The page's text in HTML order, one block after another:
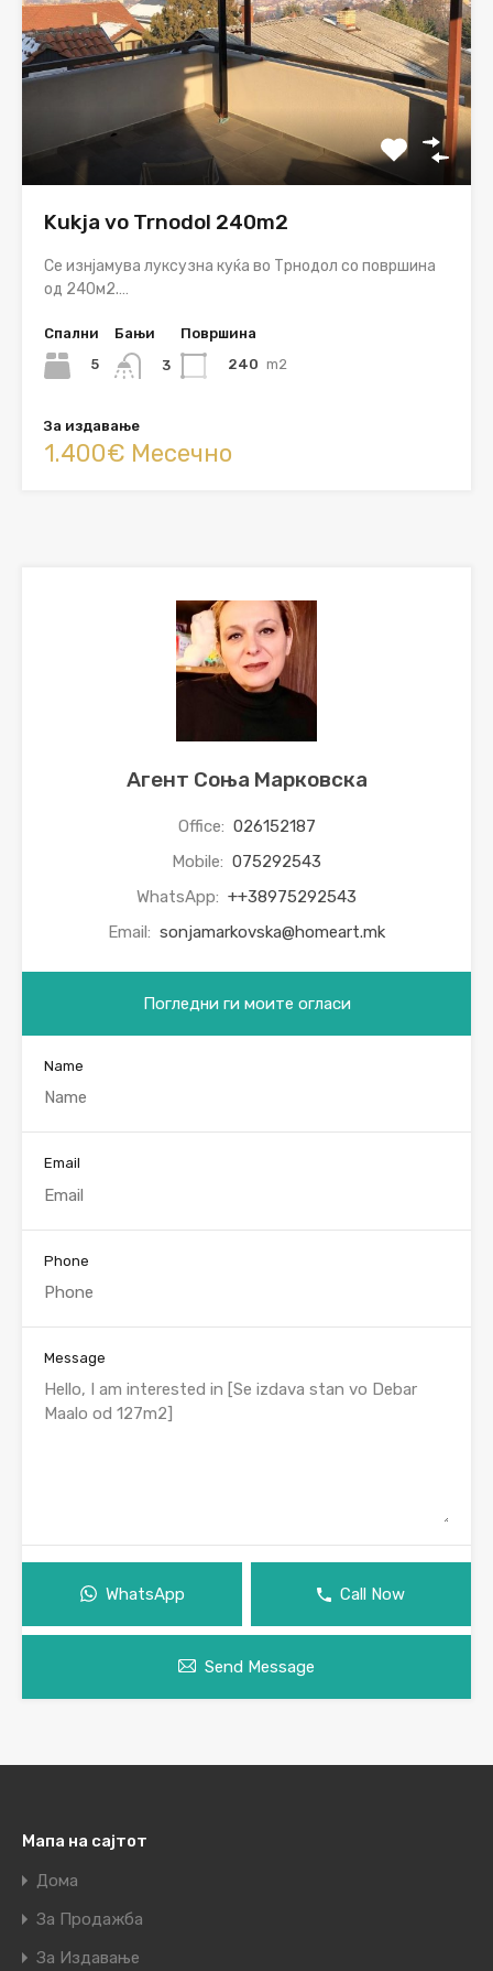
Kukja vo Trnodol 240m2
Се изнјамува луксузна куќа во Трнодол со површина
од 240м2.…
Спални
5
Бањи
3
Површина
240 m2
За издавање
1.400€ Месечно
Агент Соња Марковска
Office: 026152187
Mobile: 075292543
WhatsApp: ++38975292543
Email: sonjamarkovska@homeart.mk
Погледни ги моите огласи
Name
Email
Phone
Message
WhatsApp Call Now
Send Message
Мапа на сајтот
Дома
За Продажба
За Издавање